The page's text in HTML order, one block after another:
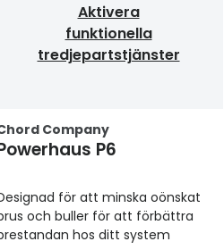
Aktivera
funktionella
tredjepartstjänster
Company
P6
för att minska oönskat
och buller för att förbättra
hos ditt system